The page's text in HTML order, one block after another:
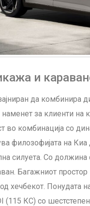
и
да комбинира
за клиенти на
во комбинација со
филозофијата на
силуета. Со
Багажниот
хечбекот. Понудата
(115 КС) со